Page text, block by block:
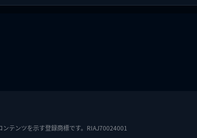
テンツを示す登録商標です。RIAJ70024001